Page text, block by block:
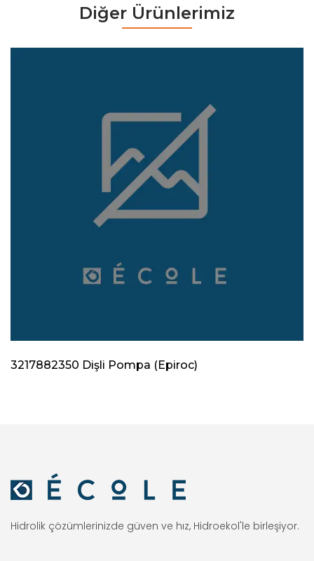
Diğer Ürünlerimiz
3217882350 Dişli Pompa (Epiroc)
Hidrolik çözümlerinizde güven ve hız, Hidroekol'le birleşiyor.